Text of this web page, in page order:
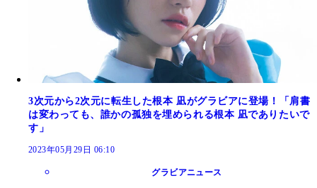
3次元から2次元に転生した根本 凪がグラビアに登場！「肩書
は変わっても、誰かの孤独を埋められる根本 凪でありたいで
す」
2023年05月29日 06:10
グラビアニュース